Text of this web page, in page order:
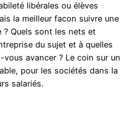
libérales ou élèves
la meilleur facon suivre une
Quels sont les nets et
du sujet et à quelles
avancer ? Le coin sur un
pour les sociétés dans la
salariés.